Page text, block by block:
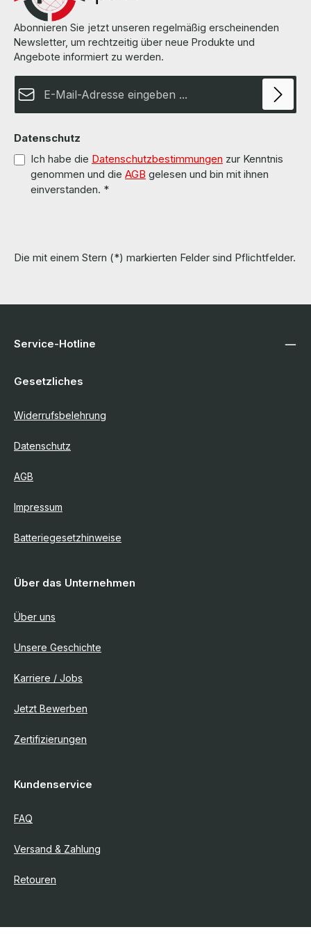
and details can be found on the pages of the manufacturer.
Weitere Informationen und Details finden Sie auf den Seiten des
Herstellers. All parts are used but 100% working!!! Alle Teile sind
gebraucht aber 100 % in Ordnung!!!
Abonnieren Sie jetzt unseren regelmäßig erscheinenden
Newsletter, um rechtzeitig über neue Produkte und
Angebote informiert zu werden.
Datenschutz
Ich habe die Datenschutzbestimmungen zur Kenntnis
genommen und die AGB gelesen und bin mit ihnen
einverstanden. *
Die mit einem Stern (*) markierten Felder sind Pflichtfelder.
Service-Hotline
Gesetzliches
Widerrufsbelehrung
Datenschutz
AGB
Impressum
Batteriegesetzhinweise
Über das Unternehmen
Über uns
Unsere Geschichte
Karriere / Jobs
Jetzt Bewerben
Zertifizierungen
Kundenservice
FAQ
Versand & Zahlung
Retouren